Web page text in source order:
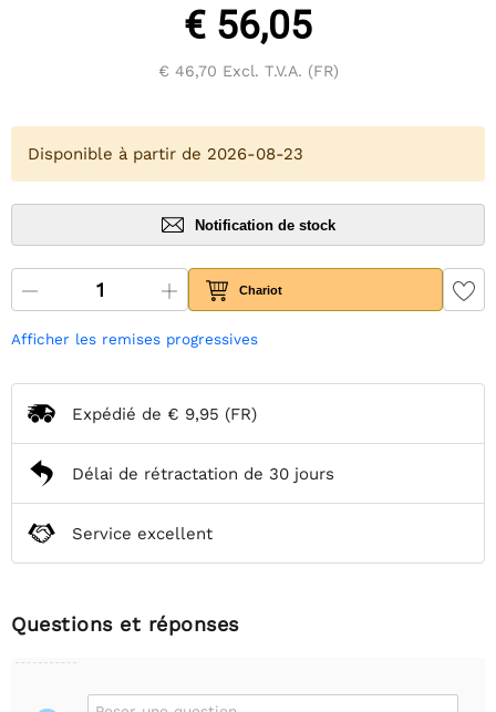
€ 56,05
€ 46,70 Excl. T.V.A. (FR)
Disponible à partir de 2026-08-23
Notification de stock
Chariot
Afficher les remises progressives
Expédié de € 9,95 (FR)
Délai de rétractation de 30 jours
Service excellent
Questions et réponses